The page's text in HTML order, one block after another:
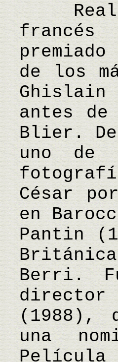
de los
antes
Blier.
uno de
César
en
Pantin
Berri.
director
(1988),
una
Película